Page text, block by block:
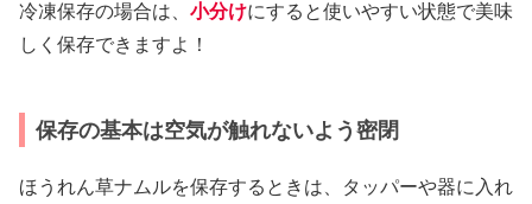
冷凍保存の場合は、 小分けにすると使いやすい状態で美味
しく保存できますよ！
保存の基本は空気が触れないよう密閉
ほうれん草ナムルを保存するときは、タッパーや器に入れ